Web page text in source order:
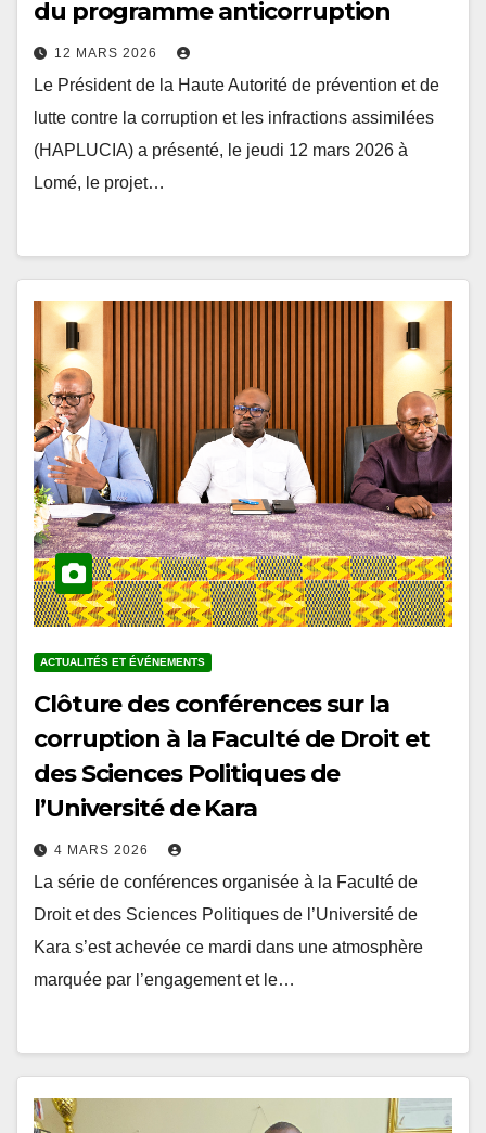
12 MARS 2026
Le Président de la Haute Autorité de prévention et de
lutte contre la corruption et les infractions assimilées
(HAPLUCIA) a présenté, le jeudi 12 mars 2026 à
Lomé, le projet…
Clôture des conférences sur la
corruption à la Faculté de Droit et
des Sciences Politiques de
l’Université de Kara
La série de conférences organisée à la Faculté de
Droit et des Sciences Politiques de l’Université de
Kara s’est achevée ce mardi dans une atmosphère
marquée par l’engagement et le…